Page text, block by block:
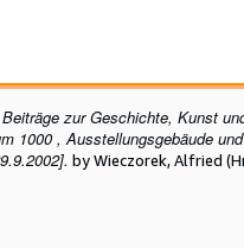
zur Geschichte, Kunst
1000 , Ausstellungsgebäude
by Wieczorek, Alfried